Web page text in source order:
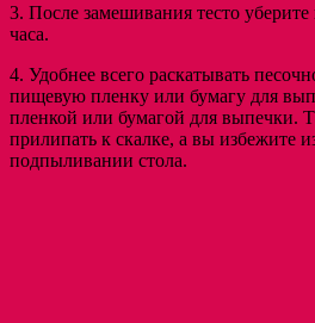
3. После замешивания тесто
часа.
4. Удобнее всего раскатывать
пищевую пленку или бумагу для
пленкой или бумагой для выпечки.
прилипать к скалке, а вы избежите
подпыливании стола.